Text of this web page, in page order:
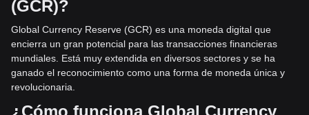
(GCR)?
Global Currency Reserve (GCR) es una moneda digital que
encierra un gran potencial para las transacciones financieras
mundiales. Está muy extendida en diversos sectores y se ha
ganado el reconocimiento como una forma de moneda única y
revolucionaria.
¿Cómo funciona Global Currency